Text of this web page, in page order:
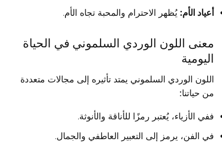
أعياد الأم: يُظهر الاحترام والمحبة تجاه الأم.
معنى اللون الوردي السلموني في الحياة
اليومية
اللون الوردي السلموني يمتد تأثيره إلى مجالات متعددة
من حياتنا:
ففي الأزياء، يُعتبر رمزًا للأناقة والأنوثة.
في الفن، يرمز إلى التعبير العاطفي والجمال.